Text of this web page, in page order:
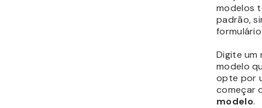
modelos
padrão,
Digite um
modelo
opte por
começar
modelo.